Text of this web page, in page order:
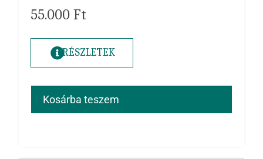
55.000Ft
RÉSZLETEK
Kosárba teszem